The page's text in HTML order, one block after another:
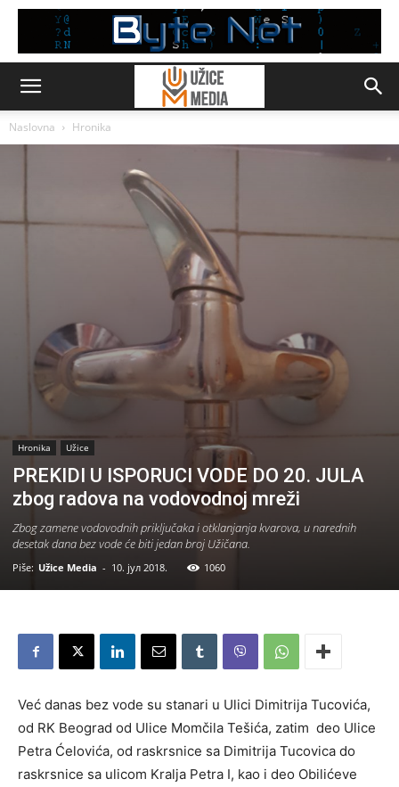
Naslovna Hronika
Hronika Užice
PREKIDI U ISPORUCI VODE DO 20. JULA
zbog radova na vodovodnoj mreži
Zbog zamene vodovodnih priključaka i otklanjanja kvarova, u narednih
desetak dana bez vode će biti jedan broj Užičana.
Piše: Užice Media - 10. јул 2018. 1060
Već danas bez vode su stanari u Ulici Dimitrija Tucovića,
od RK Beograd od Ulice Momčila Tešića, zatim deo Ulice
Petra Ćelovića, od raskrsnice sa Dimitrija Tucovica do
raskrsnice sa ulicom Kralja Petra I, kao i deo Obilićeve